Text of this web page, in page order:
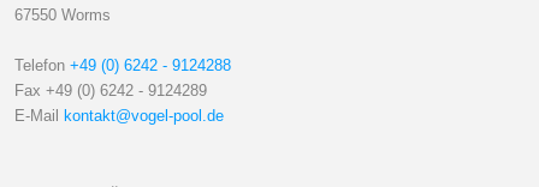
67550 Worms
Telefon +49 (0) 6242 - 9124288
Fax +49 (0) 6242 - 9124289
E-Mail
kontakt@vogel-pool.de